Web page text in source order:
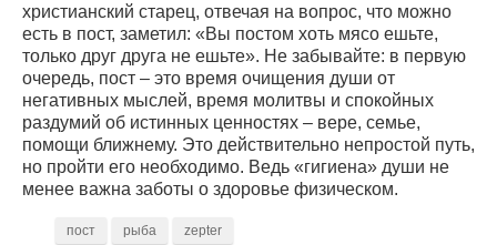
христианский старец, отвечая на вопрос, что можно
есть в пост, заметил: «Вы постом хоть мясо ешьте,
только друг друга не ешьте». Не забывайте: в первую
очередь, пост – это время очищения души от
негативных мыслей, время молитвы и спокойных
раздумий об истинных ценностях – вере, семье,
помощи ближнему. Это действительно непростой путь,
но пройти его необходимо. Ведь «гигиена» души не
менее важна заботы о здоровье физическом.
пост рыба zepter